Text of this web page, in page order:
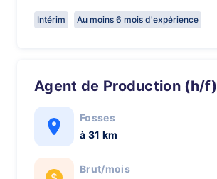
Intérim Au moins 6 mois d'expérience
Agent de Production (h/f)
Fosses
à 31 km
Brut/mois